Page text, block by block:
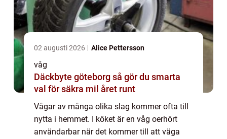
02 augusti 2026 Alice Pettersson
våg
Däckbyte göteborg så gör du smarta
val för säkra mil året runt
Vågar av många olika slag kommer ofta till
nytta i hemmet. I köket är en våg oerhört
användarbar när det kommer till att väga